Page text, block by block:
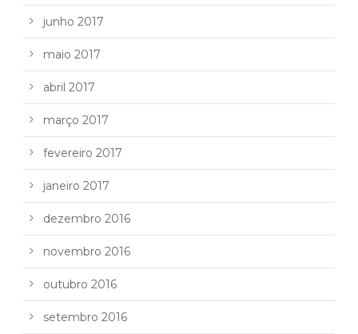
junho 2017
maio 2017
abril 2017
março 2017
fevereiro 2017
janeiro 2017
dezembro 2016
novembro 2016
outubro 2016
setembro 2016